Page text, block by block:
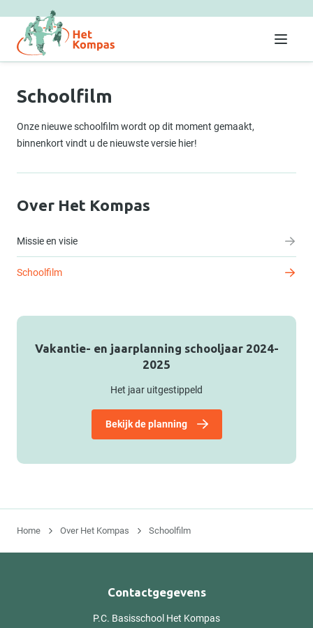
Menu
Schoolfilm
Onze nieuwe schoolfilm wordt op dit moment gemaakt,
binnenkort vindt u de nieuwste versie hier!
Over Het Kompas
Missie en visie
Schoolfilm
Vakantie- en jaarplanning schooljaar 2024-
2025
Het jaar uitgestippeld
Bekijk de planning
Home Over Het Kompas Schoolfilm
Contactgegevens
P.C. Basisschool Het Kompas